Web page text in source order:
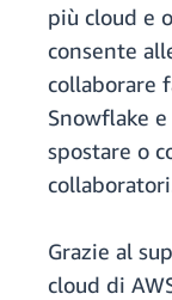
più cloud e
consente
collaborare
Snowflake
spostare o
Grazie al
cloud di